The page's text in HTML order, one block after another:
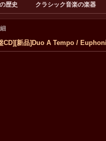
歴史 クラシック音楽の楽器
CD][新品]Duo A Tempo /